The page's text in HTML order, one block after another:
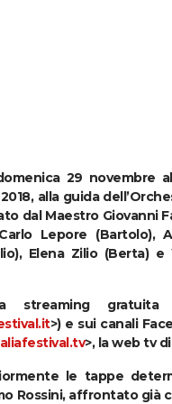
29 novembre
alla guida
dal Maestro Giovanni
Lepore (Bartolo),
Elena Zilio (Berta) e
streaming
>) e sui canali
>, la web tv
le tappe
Rossini, affrontato già